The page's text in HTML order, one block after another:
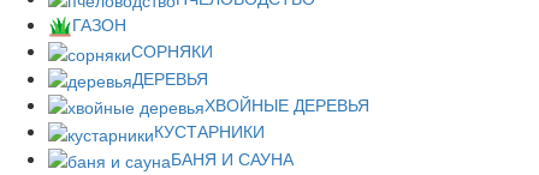
ГАЗОН
СОРНЯКИ
ДЕРЕВЬЯ
ХВОЙНЫЕ ДЕРЕВЬЯ
КУСТАРНИКИ
БАНЯ И САУНА